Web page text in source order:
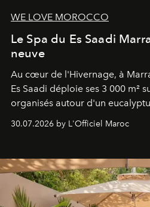
WE LOVE MOROCCO
Le Spa du Es Saadi
neuve
Au cœur de l'Hivernage, à
Es Saadi déploie ses 3 000 m²
organisés autour d'un
neuro-cosmétique, parcours
entièreté, entre science des
reposants.
30.07.2026 by L'Officiel Maroc